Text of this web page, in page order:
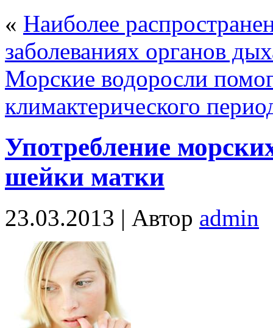
« Наиболее
заболеваниях органов
Морские водоросли
климактерического
Употребление
шейки матки
23.03.2013 | Автор admin